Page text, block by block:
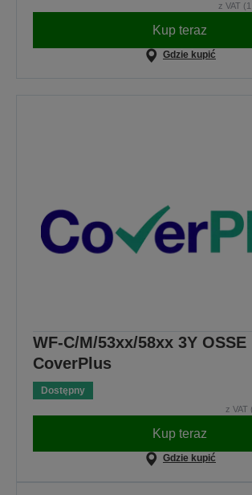
z VAT
Kup teraz
Gdzie kupić
WF-C/M/53xx/58xx 3Y OSSE
CoverPlus
Dostępny
z VAT
Kup teraz
Gdzie kupić